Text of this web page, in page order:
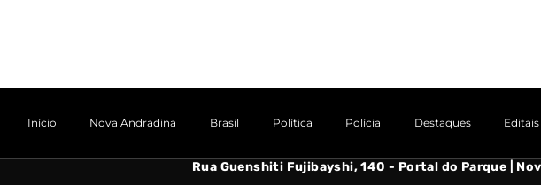
Início Nova Andradina Brasil Política Polícia Destaques Editais
Rua Guenshiti Fujibayshi, 140 - Portal do Parque |